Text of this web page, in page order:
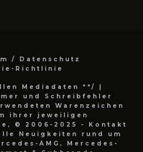
/ Datenschutz
Richtlinie
Mediadaten **/
|
und Schreibfehler
Warenzeichen
ihrer jeweiligen
© 2006-2025 - Kontakt
Neuigkeiten rund um
AMG, Mercedes-